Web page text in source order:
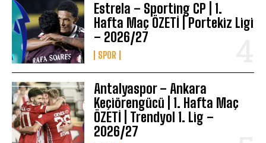
Estrela – Sporting CP | 1.
Hafta Maç ÖZETİ | Portekiz Ligi
– 2026/27
SPOR
Antalyaspor – Ankara
Keçiörengücü | 1. Hafta Maç
ÖZETİ | Trendyol 1. Lig –
2026/27